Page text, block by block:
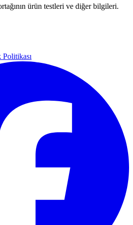
ürün testleri ve diğer bilgileri.